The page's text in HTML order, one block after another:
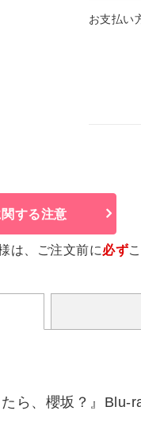
お支払い
する注意
は、ご注文前に必ず
ら、櫻坂？』